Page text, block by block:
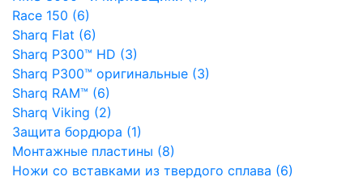
Race 150 (6)
Sharq Flat (6)
Sharq P300™ HD (3)
Sharq P300™ оригинальные (3)
Sharq RAM™ (6)
Sharq Viking (2)
Защита бордюра (1)
Монтажные пластины (8)
Ножи со вставками из твердого сплава (6)